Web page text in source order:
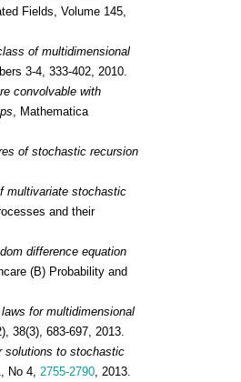
Fields, Volume 145,
of multidimensional
3-4, 333-402, 2010.
convolvable with
, Mathematica
of stochastic recursion
multivariate stochastic
and their
difference equation
(B) Probability and
for multidimensional
38(3), 683-697, 2013.
solutions to stochastic
No 4, 2755-2790, 2013.